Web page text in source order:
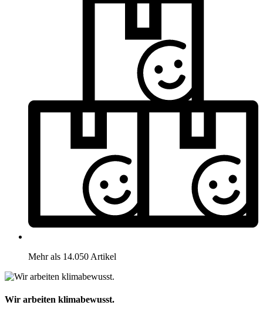
Mehr als 14.050 Artikel
Wir arbeiten klimabewusst.